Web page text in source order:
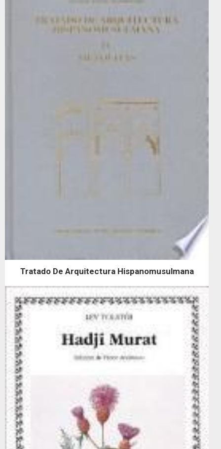
Tratado De Arquitectura Hispanomusulmana